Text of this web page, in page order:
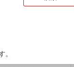
。